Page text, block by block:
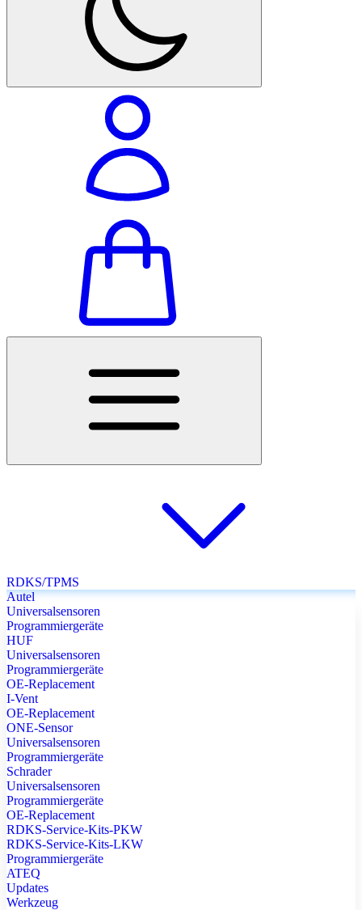
RDKS/TPMS
Autel
Universalsensoren
Programmiergeräte
HUF
Universalsensoren
Programmiergeräte
OE-Replacement
I-Vent
OE-Replacement
ONE-Sensor
Universalsensoren
Programmiergeräte
Schrader
Universalsensoren
Programmiergeräte
OE-Replacement
RDKS-Service-Kits-PKW
RDKS-Service-Kits-LKW
Programmiergeräte
ATEQ
Updates
Werkzeug